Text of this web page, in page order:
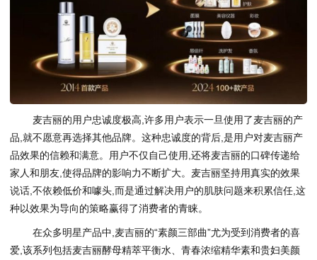
麦吉丽的用户忠诚度极高,许多用户表示一旦使用了麦吉丽的产
品,就不愿意再选择其他品牌。这种忠诚度的背后,是用户对麦吉丽产
品效果的信赖和满意。用户不仅自己使用,还将麦吉丽的口碑传递给
家人和朋友,使得品牌的影响力不断扩大。麦吉丽坚持用真实的效果
说话,不依赖低价和噱头,而是通过解决用户的肌肤问题来积累信任,这
种以效果为导向的策略赢得了消费者的青睐。
在众多明星产品中,麦吉丽的“素颜三部曲”尤为受到消费者的喜
爱,该系列包括麦吉丽酵母精萃平衡水、青春浓缩精华素和贵妇美颜